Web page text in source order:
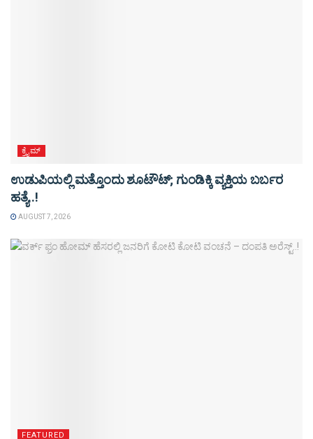
ಕ್ರೈಮ್
ಉಡುಪಿಯಲ್ಲಿ ಮತ್ತೊಂದು ಶೂಟೌಟ್‌; ಗುಂಡಿಕ್ಕಿ ವ್ಯಕ್ತಿಯ ಬರ್ಬರ
ಹತ್ಯೆ..!
AUGUST 7, 2026
FEATURED